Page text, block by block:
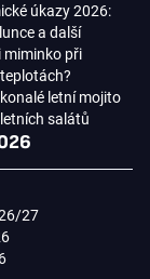
úkazy 2026:
a další
miminko při
letní mojito
salátů
27